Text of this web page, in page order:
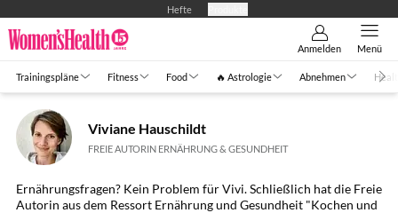
Hefte
Anmelden Menü
Trainingspläne Fitness Food 🔥 Astrologie Abnehmen
Viviane Hauschildt
FREIE AUTORIN ERNÄHRUNG & GESUNDHEIT
Ernährungsfragen? Kein Problem für Vivi. Schließlich hat die Freie
Autorin aus dem Ressort Ernährung und Gesundheit "Kochen und